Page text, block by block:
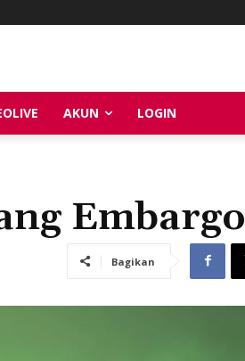
AKUN LOGIN
Embargo
Bagikan